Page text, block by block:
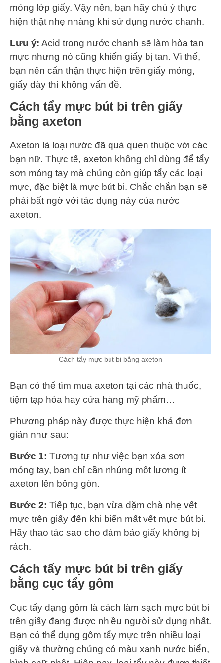
mỏng lớp giấy. Vậy nên, bạn hãy chú ý thực
hiện thật nhẹ nhàng khi sử dụng nước chanh.
Lưu ý: Acid trong nước chanh sẽ làm hòa tan
mực nhưng nó cũng khiến giấy bị tan. Vì thế,
bạn nên cẩn thận thực hiện trên giấy mỏng,
giấy dày thì không vấn đề.
Cách tẩy mực bút bi trên giấy
bằng axeton
Axeton là loại nước đã quá quen thuộc với các
bạn nữ. Thực tế, axeton không chỉ dùng để tẩy
sơn móng tay mà chúng còn giúp tẩy các loại
mực, đặc biệt là mực bút bi. Chắc chắn bạn sẽ
phải bất ngờ với tác dụng này của nước
axeton.
Cách tẩy mực bút bi bằng axeton
Bạn có thể tìm mua axeton tại các nhà thuốc,
tiệm tạp hóa hay cửa hàng mỹ phẩm…
Phương pháp này được thực hiện khá đơn
giản như sau:
Bước 1: Tương tự như việc bạn xóa sơn
móng tay, bạn chỉ cần nhúng một lượng ít
axeton lên bông gòn.
Bước 2: Tiếp tục, bạn vừa dặm chà nhẹ vết
mực trên giấy đến khi biến mất vết mực bút bi.
Hãy thao tác sao cho đảm bảo giấy không bị
rách.
Cách tẩy mực bút bi trên giấy
bằng cục tẩy gôm
Cục tẩy dạng gôm là cách làm sạch mực bút bi
trên giấy đang được nhiều người sử dụng nhất.
Bạn có thể dụng gôm tẩy mực trên nhiều loại
giấy và thường chúng có màu xanh nước biển,